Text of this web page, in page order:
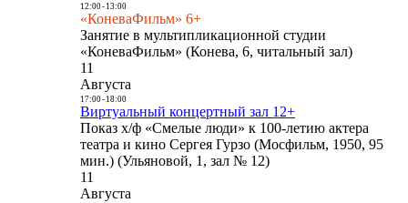
12:00- 13:00
«КоневаФильм» 6+
Занятие в мультипликационной студии
«КоневаФильм» (Конева, 6, читальный зал)
11
Августа
17:00- 18:00
Виртуальный концертный зал 12+
Показ х/ф «Смелые люди» к 100-летию актера
театра и кино Сергея Гурзо (Мосфильм, 1950, 95
мин.) (Ульяновой, 1, зал № 12)
11
Августа